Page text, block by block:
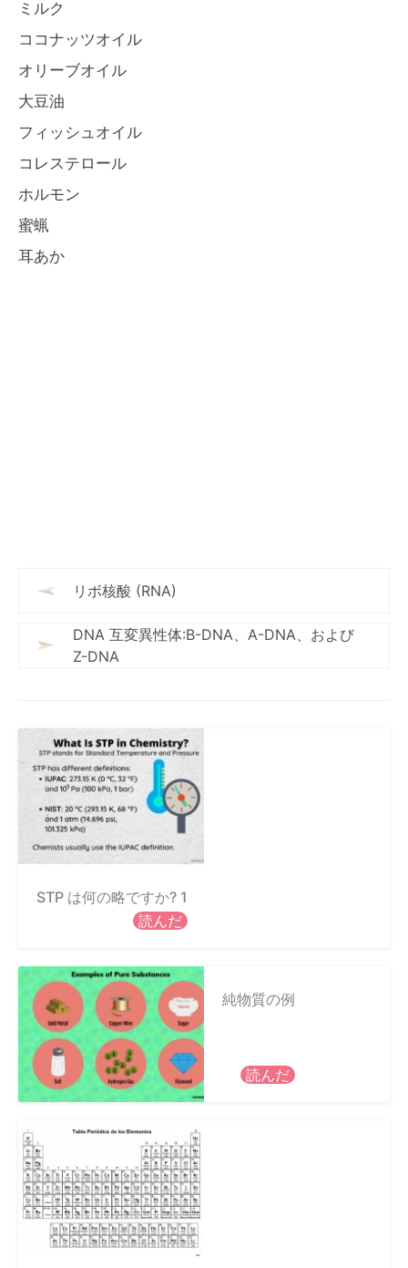
ミルク
ココナッツオイル
オリーブオイル
大豆油
フィッシュオイル
コレステロール
ホルモン
蜜蝋
耳あか
リボ核酸 (RNA)
DNA 互変異性体:B-DNA、A-DNA、および
Z-DNA
STP は何の略ですか? 1
読んだ
純物質の例
読んだ